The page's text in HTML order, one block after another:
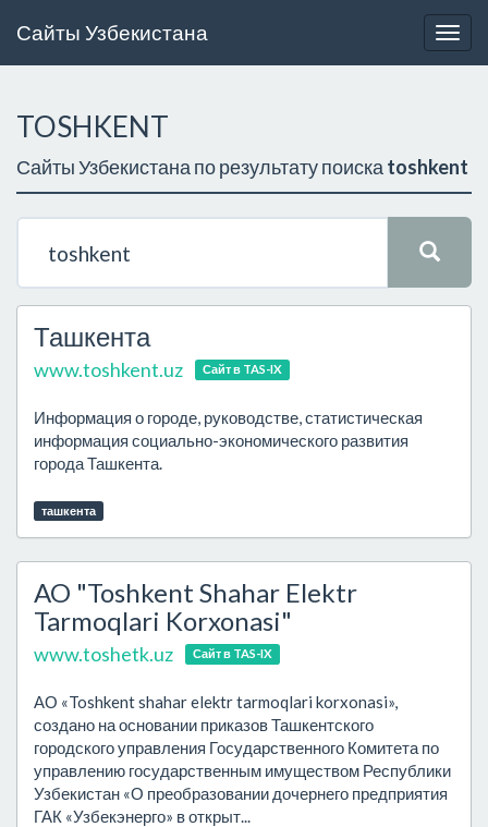
Сайты Узбекистана
TOSHKENT
Сайты Узбекистана по результату поиска toshkent
Ташкента
www.toshkent.uz Сайт в TAS-IX
Информация о городе, руководстве, статистическая
информация социально-экономического развития
города Ташкента.
ташкента
AO "Toshkent Shahar Elektr
Tarmoqlari Korxonasi"
www.toshetk.uz Сайт в TAS-IX
АО «Toshkent shahar elektr tarmoqlari korxonasi»,
создано на основании приказов Ташкентского
городского управления Государственного Комитета по
управлению государственным имуществом Республики
Узбекистан «О преобразовании дочернего предприятия
ГАК «Узбекэнерго» в открыт...